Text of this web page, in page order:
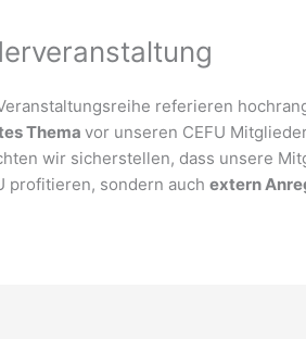
referieren
Themavor unseren CEFU
wir sicherstellen, dass unsere
profitieren, sondern auchextern